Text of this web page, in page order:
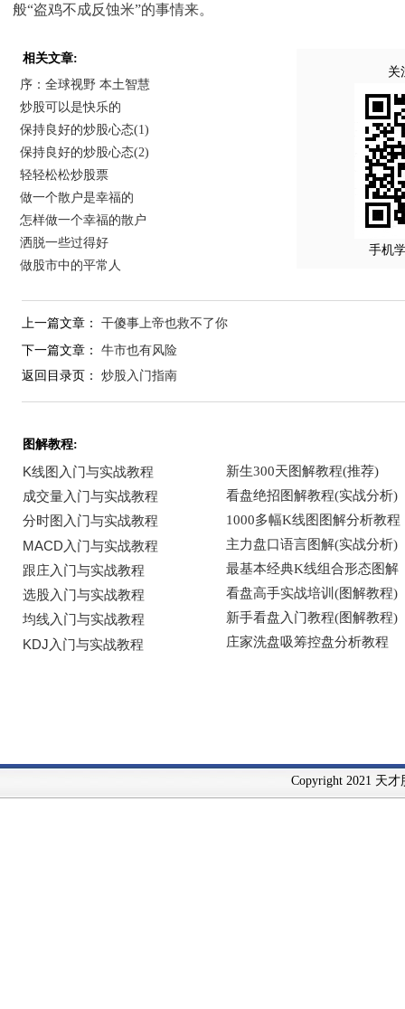
般“盗鸡不成反蚀米”的事情来。
相关文章:
序：全球视野 本土智慧
炒股可以是快乐的
保持良好的炒股心态(1)
保持良好的炒股心态(2)
轻轻松松炒股票
做一个散户是幸福的
怎样做一个幸福的散户
洒脱一些过得好
做股市中的平常人
关
手机
上一篇文章： 干傻事上帝也救不了你
下一篇文章： 牛市也有风险
返回目录页： 炒股入门指南
图解教程:
Copyright 2021 天